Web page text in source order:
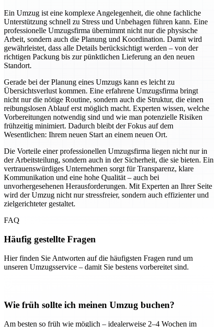
Ein Umzug ist eine komplexe Angelegenheit, die ohne fachliche
Unterstützung schnell zu Stress und Unbehagen führen kann. Eine
professionelle Umzugsfirma übernimmt nicht nur die physische
Arbeit, sondern auch die Planung und Koordination. Damit wird
gewährleistet, dass alle Details berücksichtigt werden – von der
richtigen Packung bis zur pünktlichen Lieferung an den neuen
Standort.
Gerade bei der Planung eines Umzugs kann es leicht zu
Übersichtsverlust kommen. Eine erfahrene Umzugsfirma bringt
nicht nur die nötige Routine, sondern auch die Struktur, die einen
reibungslosen Ablauf erst möglich macht. Experten wissen, welche
Vorbereitungen notwendig sind und wie man potenzielle Risiken
frühzeitig minimiert. Dadurch bleibt der Fokus auf dem
Wesentlichen: Ihrem neuen Start an einem neuen Ort.
Die Vorteile einer professionellen Umzugsfirma liegen nicht nur in
der Arbeitsteilung, sondern auch in der Sicherheit, die sie bieten. Ein
vertrauenswürdiges Unternehmen sorgt für Transparenz, klare
Kommunikation und eine hohe Qualität – auch bei
unvorhergesehenen Herausforderungen. Mit Experten an Ihrer Seite
wird der Umzug nicht nur stressfreier, sondern auch effizienter und
zielgerichteter gestaltet.
FAQ
Häufig gestellte Fragen
Hier finden Sie Antworten auf die häufigsten Fragen rund um
unseren Umzugsservice – damit Sie bestens vorbereitet sind.
Wie früh sollte ich meinen Umzug buchen?
Am besten so früh wie möglich – idealerweise 2–4 Wochen im